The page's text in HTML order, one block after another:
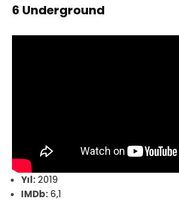
6 Underground
Yıl: 2019
IMDb: 6,1